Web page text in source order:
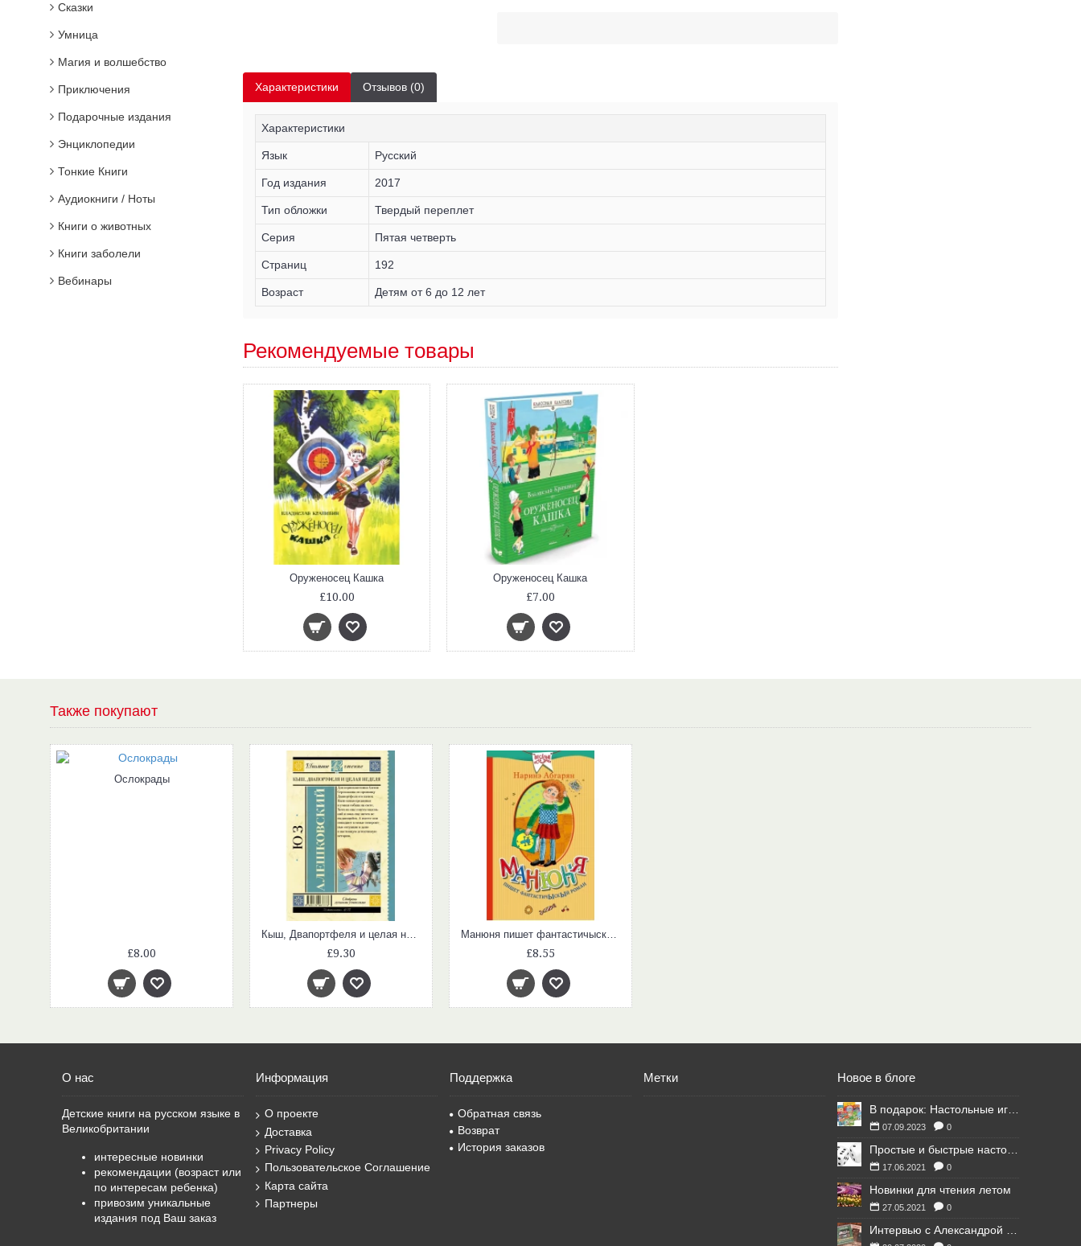
Сказки
Умница
Магия и волшебство
Приключения
Подарочные издания
Энциклопедии
Тонкие Книги
Аудиокниги / Ноты
Книги о животных
Книги заболели
Вебинары
Характеристики Отзывов (0)
Характеристики
Язык Русский
Год издания 2017
Тип обложки Твердый переплет
Серия Пятая четверть
Страниц 192
Возраст Детям от 6 до 12 лет
Рекомендуемые товары
Оруженосец Кашка
£10.00
Оруженосец Кашка
£7.00
Также покупают
Ослокрады
£8.00
Кыш, Двапортфеля и целая неделя
£9.30
Манюня пишет фантастичыскый роман
£8.55
О нас
Детские книги на русском языке в
Великобритании
интересные новинки
рекомендации (возраст или
по интересам ребенка)
привозим уникальные
издания под Ваш заказ
Информация
О проекте
Доставка
Privacy Policy
Пользовательское Соглашение
Карта сайта
Партнеры
Поддержка
Обратная связь
Возврат
История заказов
Метки Новое в блоге
В подарок: Настольные игры для Ваших британских друзей
07.09.2023 0
Простые и быстрые настольные игры
17.06.2021 0
Новинки для чтения летом
27.05.2021 0
Интервью с Александрой Литвиной